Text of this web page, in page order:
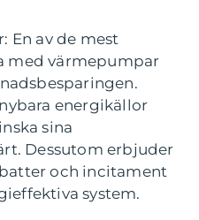
En av de mest
med värmepumpar
energikällor
sina
Dessutom erbjuder
och incitament
system.